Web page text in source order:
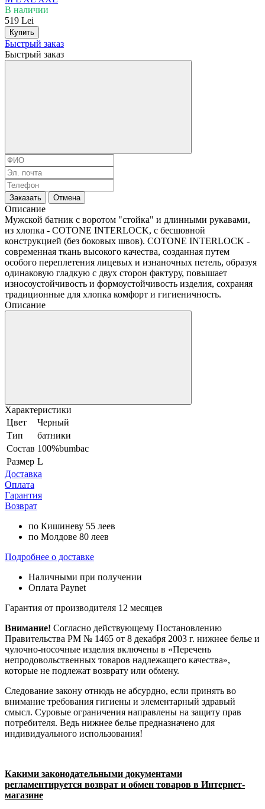
В наличии
519 Lei
Купить
Быстрый заказ
Быстрый заказ
Заказать Отмена
Описание
Мужской батник с воротом "стойка" и длинными рукавами,
из хлопка - COTONE INTERLOCK, с бесшовной
конструкцией (без боковых швов). COTONE INTERLOCK -
современная ткань высокого качества, созданная путем
особого переплетения лицевых и изнаночных петель, образуя
одинаковую гладкую с двух сторон фактуру, повышает
износоустойчивость и формоустойчивость изделия, сохраняя
традиционные для хлопка комфорт и гигиеничность.
Описание
Характеристики
Цвет
Черный
Тип
батники
Состав 100%bumbac
Размер L
Доставка
Оплата
Гарантия
Возврат
по Кишиневу 55 леев
по Молдове 80 леев
Подробнее о доставке
Наличными при получении
Оплата Paynet
Гарантия от производителя 12 месяцев
Внимание! Согласно действующему Постановлению
Правительства РМ № 1465 от 8 декабря 2003 г. нижнее белье и
чулочно-носочные изделия включены в «Перечень
непродовольственных товаров надлежащего качества»,
которые не подлежат возврату или обмену.
Следование закону отнюдь не абсурдно, если принять во
внимание требования гигиены и элементарный здравый
смысл. Суровые ограничения направлены на защиту прав
потребителя. Ведь нижнее белье предназначено для
индивидуального использования!
Какими законодательными документами
регламентируется возврат и обмен товаров в Интернет-
магазине